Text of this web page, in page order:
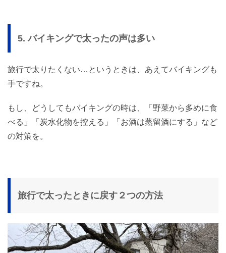
5. バイキングで太ったの声は多い
旅行で太りたくない…というときは、あえてバイキングも
手ですね。
もし、どうしてもバイキングの時は、「野菜から多めに食
べる」「炭水化物を控える」「お酒は蒸留酒にする」など
の対策を。
旅行で太ったときに戻す２つの方法